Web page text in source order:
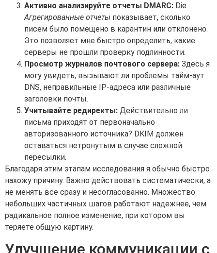
Активно анализируйте отчеты DMARC: Die
Агрегированные отчеты показывает, сколько
писем было помещено в карантин или отклонено.
Это позволяет мне быстро определить, какие
серверы не прошли проверку подлинности.
Просмотр журналов почтового сервера: Здесь я
могу увидеть, вызывают ли проблемы тайм-аут
DNS, неправильные IP-адреса или различные
заголовки почты.
Учитывайте редиректы: Действительно ли
письма приходят от первоначально
авторизованного источника? DKIM должен
оставаться нетронутым в случае сложной
пересылки.
Благодаря этим этапам исследования я обычно быстро
нахожу причину. Важно действовать систематически, а
не менять все сразу и несогласованно. Множество
небольших частичных шагов работают надежнее, чем
радикальное полное изменение, при котором вы
теряете общую картину.
Улучшение коммуникации с